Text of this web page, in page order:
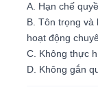
A. Hạn chế
B. Tôn trọng và
hoạt động
C. Không thực
D. Không gắn